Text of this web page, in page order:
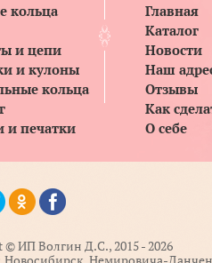
кольца
и цепи
и кулоны
кольца
и печатки
Главная
Каталог
Новости
Наш
Отзывы
Как
О себе
© ИП Волгин Д.С., 2015 - 2026